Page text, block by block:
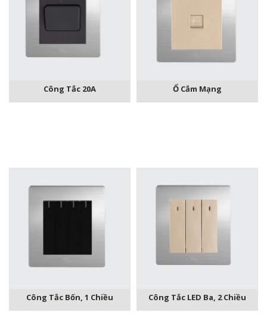
Công Tắc 20A Ổ Cắm Mạng
Công Tắc Bốn, 1 Chiều Công Tắc LED Ba, 2 Chiều